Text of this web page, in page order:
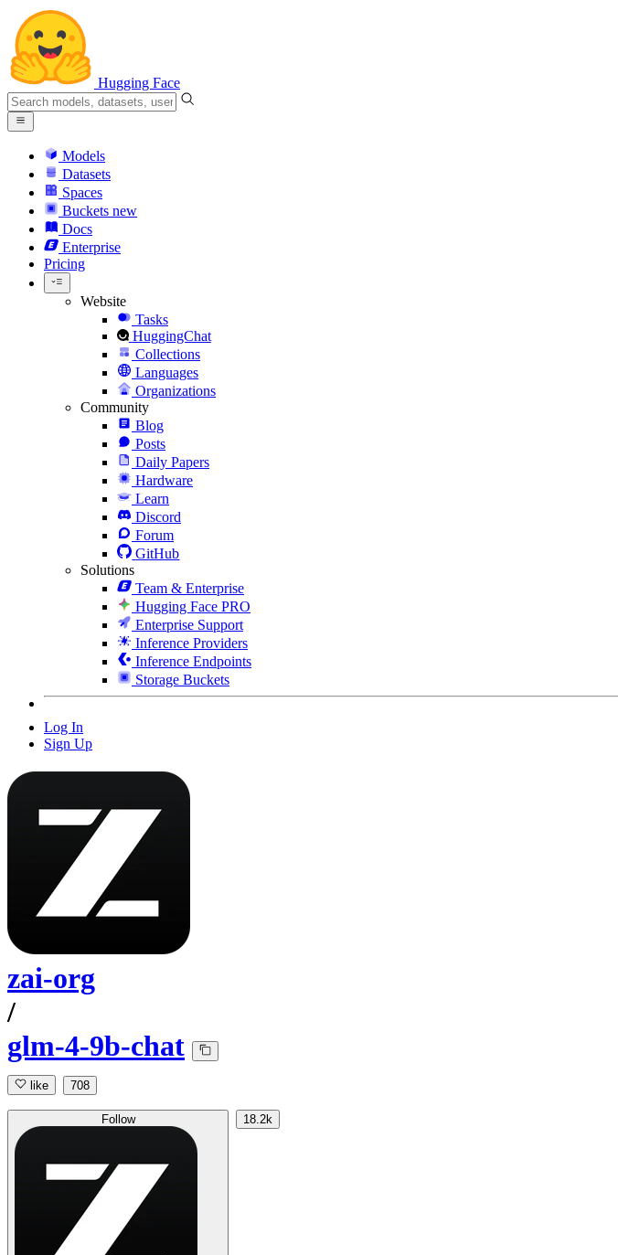
Hugging Face
Models
Datasets
Spaces
Buckets new
Docs
Enterprise
Pricing
Website
Tasks
HuggingChat
Collections
Languages
Organizations
Community
Blog
Posts
Daily Papers
Hardware
Learn
Discord
Forum
GitHub
Solutions
Team & Enterprise
Hugging Face PRO
Enterprise Support
Inference Providers
Inference Endpoints
Storage Buckets
Log In
Sign Up
zai-org
/
glm-4-9b-chat
like 708
Follow 18.2k